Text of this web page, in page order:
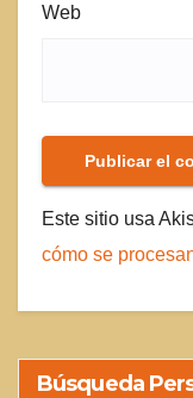
Web
Este sitio usa
cómo se
Búsqueda